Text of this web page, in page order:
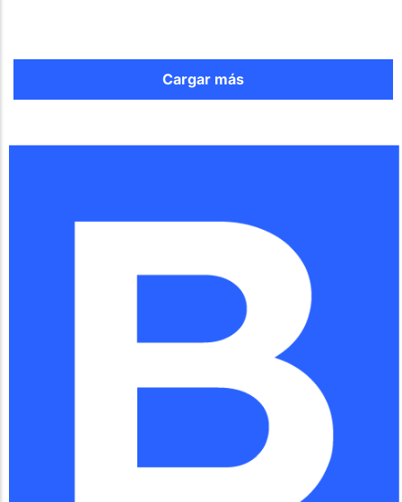
Cargar más